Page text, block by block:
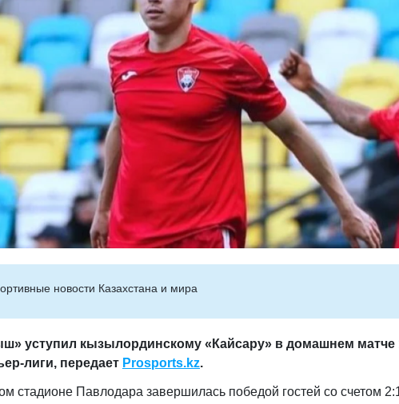
новости Казахстана и мира
уступил кызылординскому «Кайсару» в домашнем матче
лиги, передает Prosports.kz.
стадионе Павлодара завершилась победой гостей со счетом